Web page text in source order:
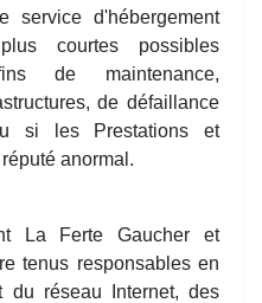
service d'hébergement
courtes possibles
de maintenance,
de défaillance
si les Prestations et
anormal.
La Ferte Gaucher et
tenus responsables en
du réseau Internet, des